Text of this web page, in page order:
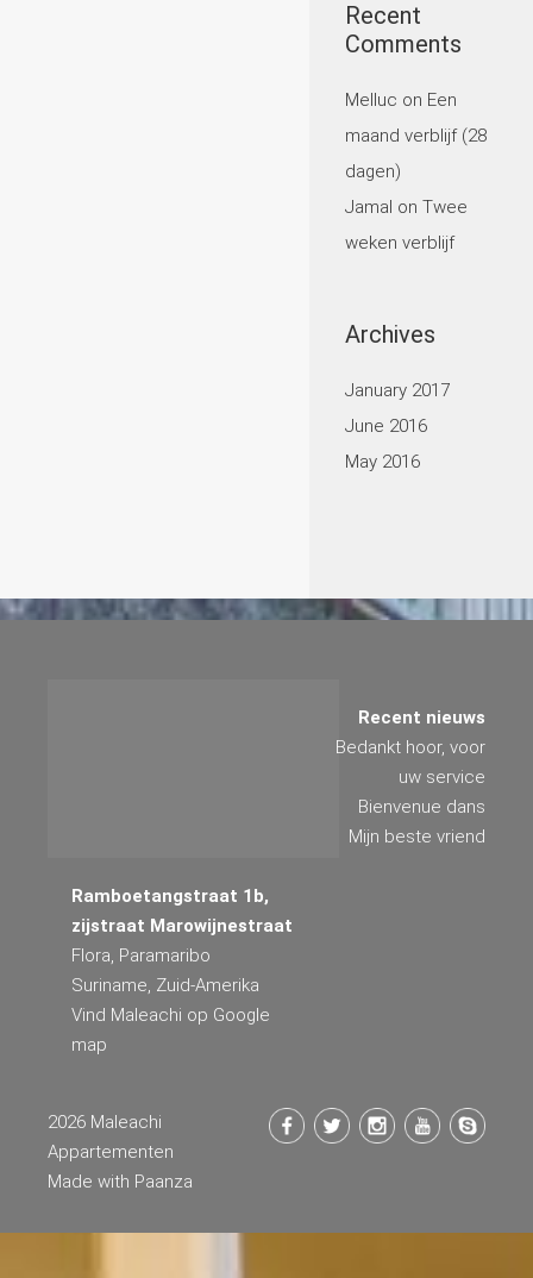
Recent
Comments
Melluc on Een
maand verblijf (28
dagen)
Jamal on Twee
weken verblijf
Archives
January 2017
June 2016
May 2016
Ramboetangstraat 1b,
zijstraat Marowijnestraat
Flora, Paramaribo
Suriname, Zuid-Amerika
Vind Maleachi op Google
map
Recent nieuws
Bedankt hoor, voor
uw service
Bienvenue dans
Mijn beste vriend
2026 Maleachi
Appartementen
Made with Paanza